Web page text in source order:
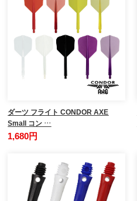
ダーツ フライト CONDOR AXE
Small コン …
1,680円